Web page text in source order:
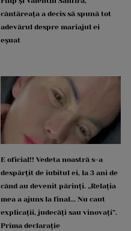
cântăreața a decis să spună tot
adevărul despre mariajul ei
eșuat
E oficial!! Vedeta noastră s-a
despărțit de iubitul ei, la 3 ani de
când au devenit părinți. „Relația
mea a ajuns la final... Nu caut
explicații, judecăți sau vinovați”.
Prima declarație